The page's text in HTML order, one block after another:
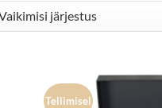
Tellimisel